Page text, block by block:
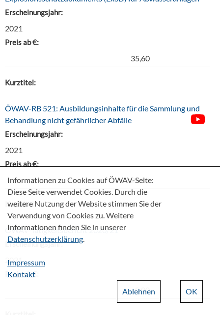
Erscheinungsjahr:
2021
Preis ab €:
35,60
Kurztitel:
ÖWAV-RB 521: Ausbildungsinhalte für die Sammlung und
Behandlung nicht gefährlicher Abfälle
Erscheinungsjahr:
2021
Preis ab €:
24,20
Kurztitel:
ÖWAV-Tätigkeitsbericht 2020/21
Erscheinungsjahr:
2021
Preis ab €:
0,00
Informationen zu Cookies auf ÖWAV-Seite:
Diese Seite verwendet Cookies. Durch die
weitere Nutzung der Website stimmen Sie der
Verwendung von Cookies zu. Weitere
Informationen finden Sie in unserer
Datenschutzerklärung.
Impressum
Kontakt
OK
Ablehnen